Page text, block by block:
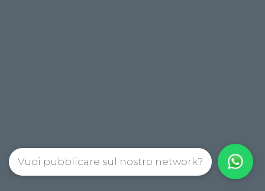
Vuoi pubblicare sul nostro network?